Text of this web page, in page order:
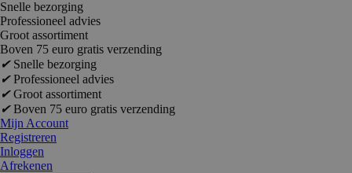
Snelle bezorging
Professioneel advies
Groot assortiment
Boven 75 euro gratis verzending
✔Snelle bezorging
✔Professioneel advies
✔Groot assortiment
✔Boven 75 euro gratis verzending
Mijn Account
Registreren
Inloggen
Afrekenen